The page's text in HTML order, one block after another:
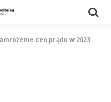
cen prądu w 2023